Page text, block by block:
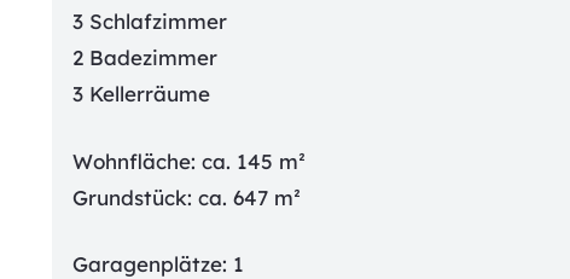
3Schlafzimmer
2Badezimmer
3Kellerräume
Wohnfläche: ca. 145 m²
Grundstück: ca. 647m²
Garagenplätze: 1